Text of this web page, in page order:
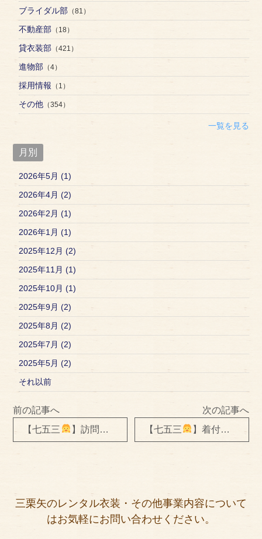
ブライダル部 （81）
不動産部 （18）
貸衣装部 （421）
進物部 （4）
採用情報 （1）
その他 （354）
一覧を見る
月別
2026年5月 (1)
2026年4月 (2)
2026年2月 (1)
2026年1月 (1)
2025年12月 (2)
2025年11月 (1)
2025年10月 (1)
2025年9月 (2)
2025年8月 (2)
2025年7月 (2)
2025年5月 (2)
それ以前
前の記事へ
【七五三
】訪問着レンタル＆着付け＆ヘアセット
次の記事へ
【七五三
】着付け＆ヘアセット
三栗矢のレンタル衣装・その他事業内容について
はお気軽にお問い合わせください。